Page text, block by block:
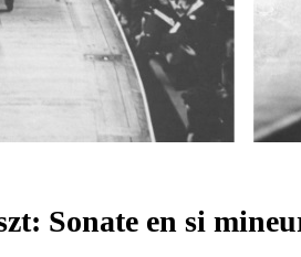
Sonate en si